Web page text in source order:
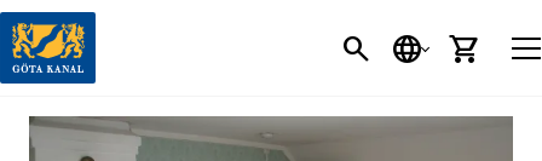
SEARCH
SPRACHE